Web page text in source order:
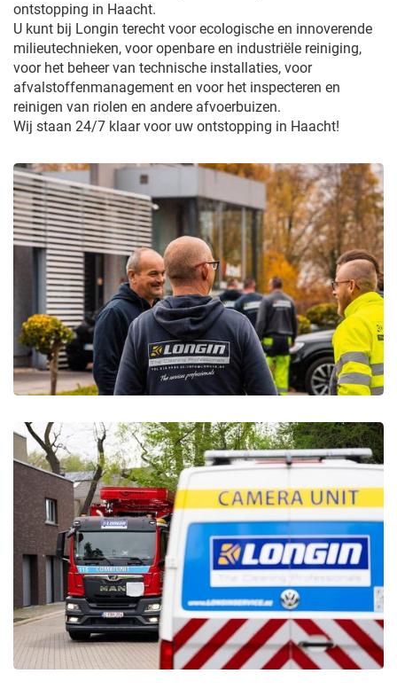
ontstopping in Haacht.
U kunt bij Longin terecht voor ecologische en innoverende
milieutechnieken, voor openbare en industriële reiniging,
voor het beheer van technische installaties, voor
afvalstoffenmanagement en voor het inspecteren en
reinigen van riolen en andere afvoerbuizen.
Wij staan 24/7 klaar voor uw ontstopping in Haacht!